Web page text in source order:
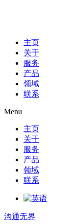
主页
关于
服务
产品
领域
联系
Menu
主页
关于
服务
产品
领域
联系
沟通无界